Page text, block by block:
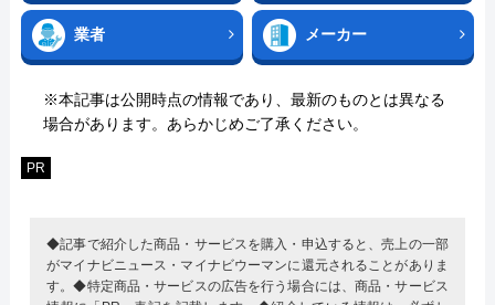
業者 メーカー
※本記事は公開時点の情報であり、最新のものとは異なる
場合があります。あらかじめご了承ください。
PR
◆記事で紹介した商品・サービスを購入・申込すると、売上の一部
がマイナビニュース・マイナビウーマンに還元されることがありま
す。◆特定商品・サービスの広告を行う場合には、商品・サービス